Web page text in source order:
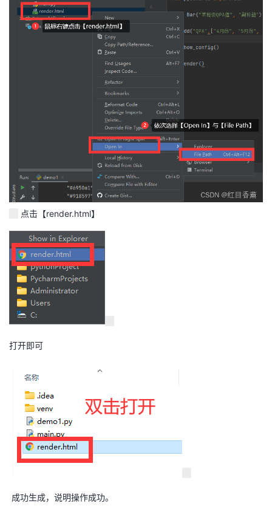
点击【render.html】
打开即可
成功生成，说明操作成功。